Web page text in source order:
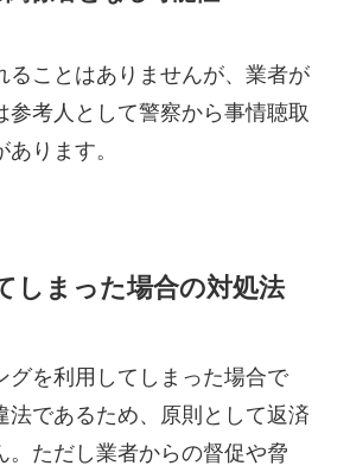
ることはありませんが、業者が
参考人として警察から事情聴取
ります。
しまった場合の対処法
グを利用してしまった場合で
法であるため、原則として返済
。ただし業者からの督促や脅